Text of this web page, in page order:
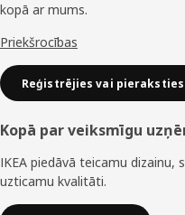
kopā ar mums.
Priekšrocības
Reģistrējies vai pieraksties
Kopā par veiksmīgu
IKEA piedāvā teicamu dizainu,
uzticamu kvalitāti.